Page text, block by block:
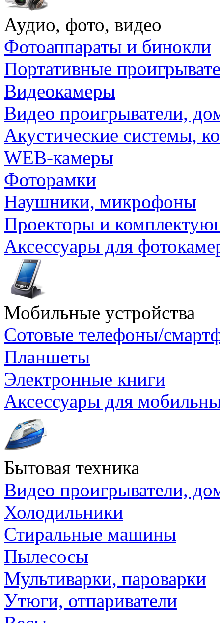
Аудио, фото, видео
Фотоаппараты и бинокли
Портативные
Видеокамеры
Видео проигрыватели,
Акустические системы,
WEB-камеры
Фоторамки
Наушники, микрофоны
Проекторы и
Аксессуары для
Мобильные устройства
Сотовые телефоны/
Планшеты
Электронные книги
Аксессуары для
Бытовая техника
Видео проигрыватели,
Холодильники
Стиральные машины
Пылесосы
Мультиварки, пароварки
Утюги, отпариватели